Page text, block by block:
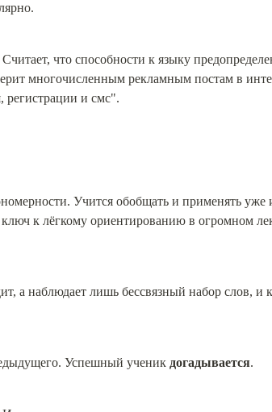
что способности к языку
многочисленным рекламным постам в
регистрации и смс".
Учится обобщать и применять уже
к лёгкому ориентированию в огромном
наблюдает лишь бессвязный набор слов, и
Успешный ученик догадывается.